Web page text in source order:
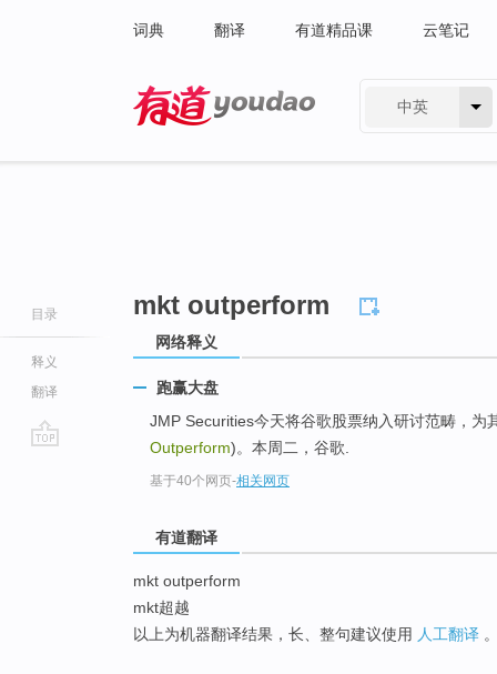
词典 翻译 有道精品课 云笔记
中英
目录
释义
翻译
mkt outperform
网络释义
跑赢大盘
JMP Securities今天将谷歌股票纳入研讨范畴，为
Outperform)。本周二，谷歌.
基于40个网页-相关网页
有道翻译
mkt outperform
mkt超越
以上为机器翻译结果，长、整句建议使用 人工翻译